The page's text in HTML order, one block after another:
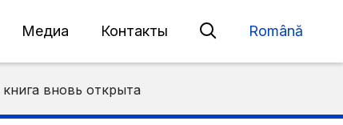
Медиа Контакты Română
вновь открыта